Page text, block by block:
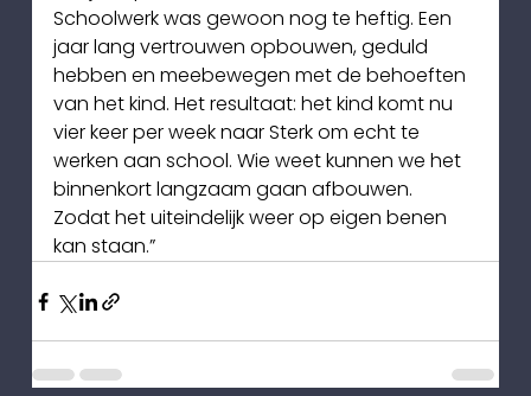
Schoolwerk was gewoon nog te heftig. Een
jaar lang vertrouwen opbouwen, geduld
hebben en meebewegen met de behoeften
van het kind. Het resultaat: het kind komt nu
vier keer per week naar Sterk om echt te
werken aan school. Wie weet kunnen we het
binnenkort langzaam gaan afbouwen.
Zodat het uiteindelijk weer op eigen benen
kan staan.”